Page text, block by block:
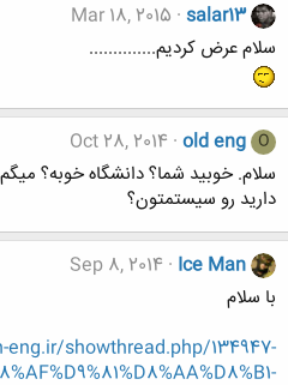
salar13
Mar 18, 2015
سلام عرض کردیم..............
O
old eng
Oct 28, 2014
سلام. خوبید شما؟ دانشگاه خوبه؟
دارید رو سیستمتون؟
Ice Man
Sep 8, 2014
با سلام
showthread.php/134947-